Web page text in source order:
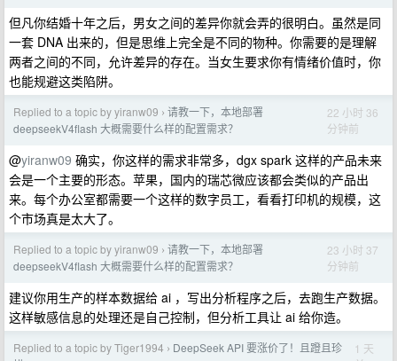
但凡你结婚十年之后，男女之间的差异你就会弄的很明白。虽然是同
一套 DNA 出来的，但是思维上完全是不同的物种。你需要的是理解
两者之间的不同，允许差异的存在。当女生要求你有情绪价值时，你
也能规避这类陷阱。
Replied to a topic by yiranw09 › 请教一下，本地部署
deepseekV4flash 大概需要什么样的配置需求？
22 小时 36
分钟前
@yiranw09 确实，你这样的需求非常多，dgx spark 这样的产品未来
会是一个主要的形态。苹果，国内的瑞芯微应该都会类似的产品出
来。每个办公室都需要一个这样的数字员工，看看打印机的规模，这
个市场真是太大了。
Replied to a topic by yiranw09 › 请教一下，本地部署
deepseekV4flash 大概需要什么样的配置需求？
23 小时 37
分钟前
建议你用生产的样本数据给 ai ，写出分析程序之后，去跑生产数据。
这样敏感信息的处理还是自己控制，但分析工具让 ai 给你造。
Replied to a topic by Tiger1994 › DeepSeek API 要涨价了！且蹬且珍
1 天